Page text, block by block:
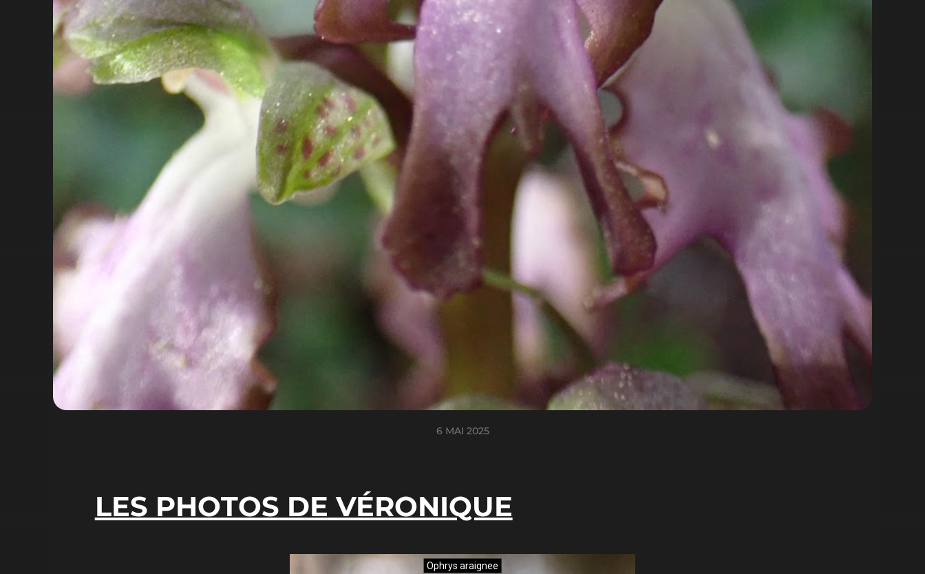
6 MAI 2025
LES PHOTOS DE VÉRONIQUE
Ophrys araignee